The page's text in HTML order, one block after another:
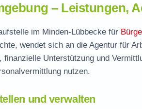
– Leistungen,
im Minden-Lübbecke für
wendet sich an die Agentur für
Unterstützung und
nutzen.
und verwalten